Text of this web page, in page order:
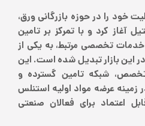
از سال 1386 فعالیت خود را در حوزه بازرگانی ورق،
آغاز کرد و با تمرکز بر تامین
خدمات تخصصی مرتبط، به یکی از
این بازار تبدیل شده است. این
تخصص، شبکه تامین گسترده و
عرضه مواد اولیه استنلس
اعتماد برای فعالان صنعتی